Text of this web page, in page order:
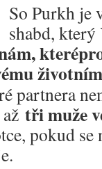
So Purkh je
shabd,
které
partnera
tři muže
pokud se